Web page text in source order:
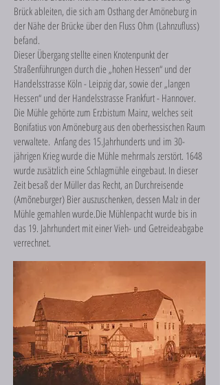
Brück ableiten, die sich am Osthang der Amöneburg in
der Nähe der Brücke über den Fluss Ohm (Lahnzufluss)
befand.
Dieser Übergang stellte einen Knotenpunkt der
Straßenführungen durch die „hohen Hessen“ und der
Handelsstrasse Köln - Leipzig dar, sowie der „langen
Hessen“ und der Handelsstrasse Frankfurt - Hannover.
Die Mühle gehörte zum Erzbistum Mainz, welches seit
Bonifatius von Amöneburg aus den oberhessischen Raum
verwaltete. Anfang des 15.Jahrhunderts und im 30-
jährigen Krieg wurde die Mühle mehrmals zerstört. 1648
wurde zusätzlich eine Schlagmühle eingebaut. In dieser
Zeit besaß der Müller das Recht, an Durchreisende
(Amõneburger) Bier auszuschenken, dessen Malz in der
Mühle gemahlen wurde.Die Mühlenpacht wurde bis in
das 19. Jahrhundert mit einer Vieh- und Getreideabgabe
verrechnet.